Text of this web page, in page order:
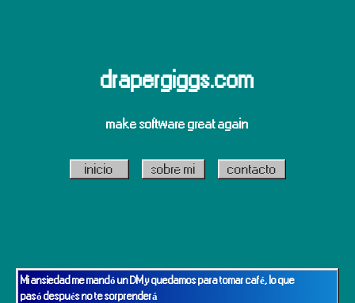
drapergiggs.com
make software great again
inicio sobre mi contacto
Mi ansiedad me mandó un DM y quedamos para tomar café, lo que
pasó después no te sorprenderá